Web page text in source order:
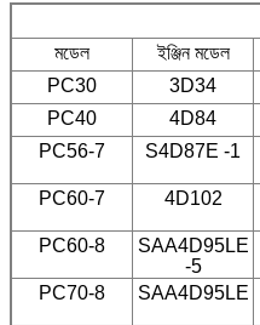
মডেল ইঞ্জিন মডেল
PC30
3D34
PC40
4D84
PC56-7
S4D87E -1
PC60-7 4D102
PC60-8
SAA4D95LE
-5
PC70-8 SAA4D95LE